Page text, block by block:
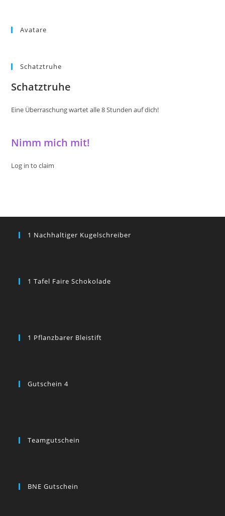
Avatare
Schatztruhe
Schatztruhe
Eine Überraschung wartet alle 8 Stunden auf dich!
Nimm mich mit!
Log in to claim
1 Nachhaltiger Kugelschreiber
1 Tafel Faire Schokolade
1 Pflanzbarer Bleistift
Gutschein 4
Teamgutschein
BNE Gutschein